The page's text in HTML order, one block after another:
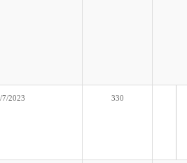
7/2023 330